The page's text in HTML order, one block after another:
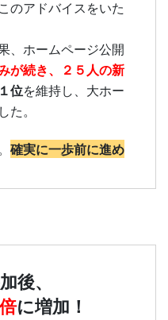
のアドバイスをいた
、ホームページ公開
が続き、２５人の新
位を維持し、大ホー
た。
確実に一歩前に進め
後、
に増加！